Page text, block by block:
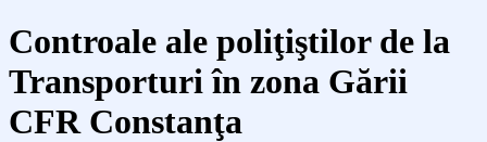
Controale ale poliţiştilor de la
Transporturi în zona Gării
CFR Constanţa